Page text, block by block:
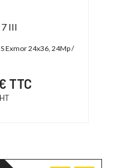
III
Exmor 24x36, 24Mp /
TTC